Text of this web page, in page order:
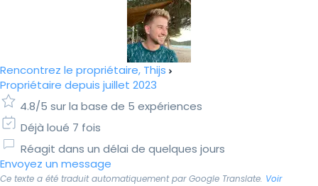
Rencontrez le propriétaire, Thijs
Propriétaire depuis juillet 2023
4.8/5 sur la base de 5 expériences
Déjà loué 7 fois
Réagit dans un délai de quelques jours
Envoyez un message
Ce texte a été traduit automatiquement par Google Translate. Voir